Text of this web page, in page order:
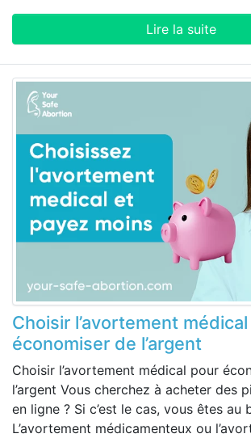
Lire la suite
Choisir l’avortement
économiser de l’argent
Choisir l’avortement médical pour
l’argent Vous cherchez à acheter des
en ligne ? Si c’est le cas, vous êtes au
L’avortement médicamenteux ou